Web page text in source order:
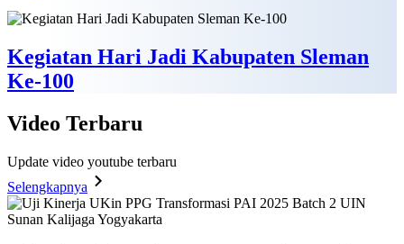
Kegiatan Hari Jadi Kabupaten Sleman
Ke-100
Video Terbaru
Update video youtube terbaru
Selengkapnya